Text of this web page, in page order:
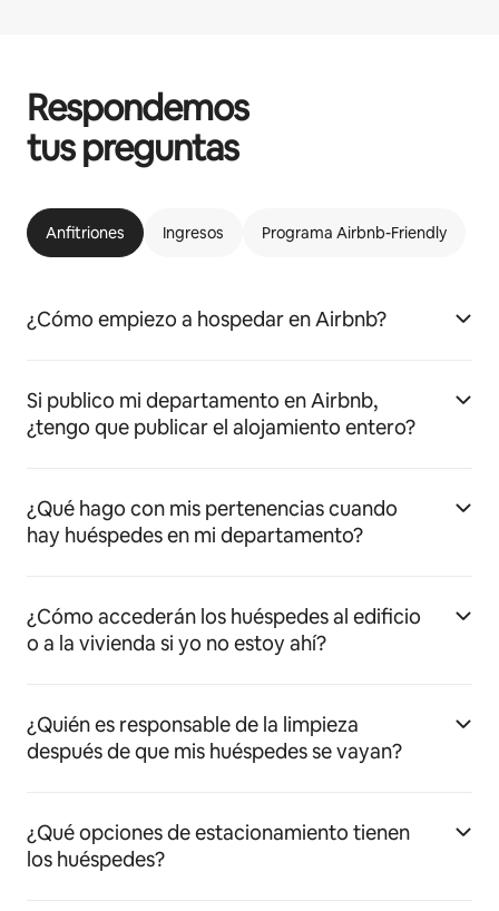
Respondemos
tus preguntas
Anfitriones Ingresos Programa Airbnb-Friendly
¿Cómo empiezo a hospedar en Airbnb?
Si publico mi departamento en Airbnb,
¿tengo que publicar el alojamiento entero?
¿Qué hago con mis pertenencias cuando
hay huéspedes en mi departamento?
¿Cómo accederán los huéspedes al edificio
o a la vivienda si yo no estoy ahí?
¿Quién es responsable de la limpieza
después de que mis huéspedes se vayan?
¿Qué opciones de estacionamiento tienen
los huéspedes?